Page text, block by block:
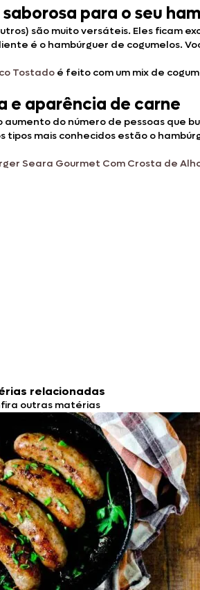
para o seu
são muito versáteis. Eles ficam
é o hambúrguer de cogumelos.
Tostado é feito com um mix de
e aparência de carne
do número de pessoas que
mais conhecidos estão o
Seara Gourmet Com Crosta de
relacionadas
outras matérias